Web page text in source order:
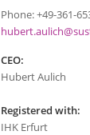
Phone: +49-361-
CEO:
Hubert Aulich
Registered with:
IHK Erfurt